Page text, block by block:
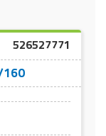
526527771
160